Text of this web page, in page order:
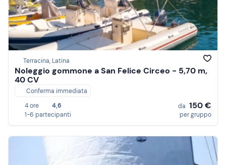
Terracina, Latina
Noleggio gommone a San Felice Circeo - 5,70 m,
40 CV
Conferma immediata
4 ore
4,6
1-6 partecipanti
da 150 €
per gruppo